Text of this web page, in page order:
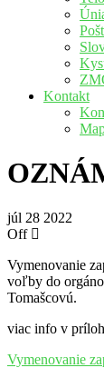
Kontakt
júl 28 2022
Off
Vymenovanie
voľby do
Tomašcovú.
viac info v
Vymenovanie